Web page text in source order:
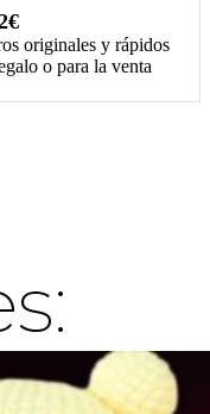
originales y rápidos
o para la venta